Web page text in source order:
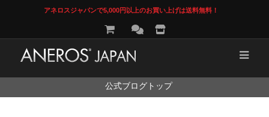
アネロスジャパンで5,000円以上のお買い上げは送料無料！
公式ブログトップ